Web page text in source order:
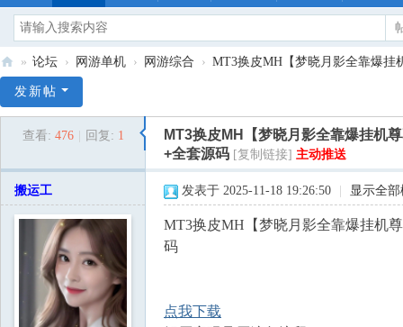
1
M
» 论坛 › 网游单机 › 网游综合 › MT3换皮MH【梦晓月影全靠爆挂
发新帖
查看: 476 回复: 1
MT3换皮MH【梦晓月影全靠爆挂机
+全套源码 [复制链接] 主动推送
搬运工 发表于 2025-11-18 19:26:50 显示全
MT3换皮MH【梦晓月影全靠爆挂机
码
点我下载